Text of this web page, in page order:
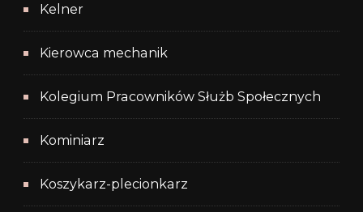
Kelner
Kierowca mechanik
Kolegium Pracowników Służb Społecznych
Kominiarz
Koszykarz-plecionkarz